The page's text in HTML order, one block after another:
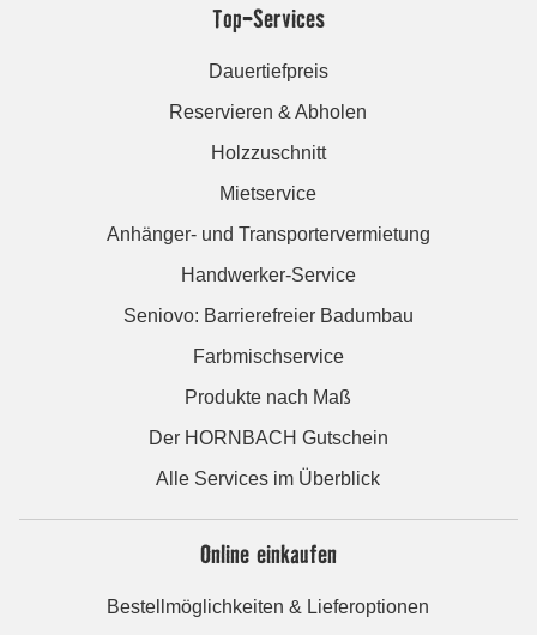
Top-Services
Dauertiefpreis
Reservieren & Abholen
Holzzuschnitt
Mietservice
Anhänger- und Transportervermietung
Handwerker-Service
Seniovo: Barrierefreier Badumbau
Farbmischservice
Produkte nach Maß
Der HORNBACH Gutschein
Alle Services im Überblick
Online einkaufen
Bestellmöglichkeiten & Lieferoptionen